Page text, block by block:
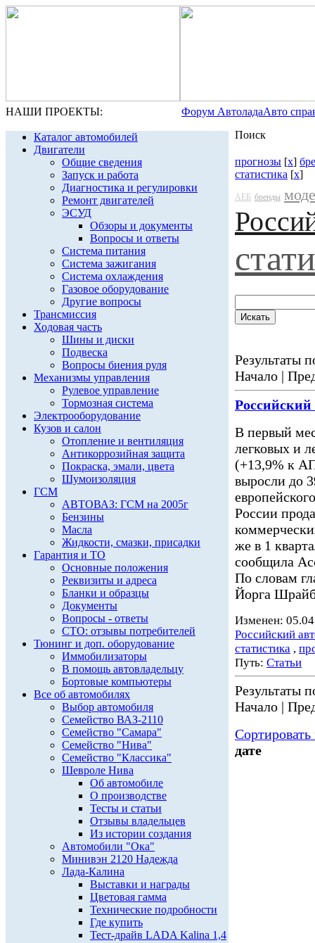
НАШИ ПРОЕКТЫ: Форум АвтоладаАвто
Каталог автомобилей
Двигатели
Общие сведения
Запуск и работа
Диагностика и регулировки
Ремонт двигателей
ЭСУД
Обзоры и документы
Вопросы и ответы
Система питания
Система зажигания
Система охлаждения
Газовое оборудование
Другие вопросы
Трансмиссия
Ходовая часть
Шины и диски
Подвеска
Вопросы биения руля
Механизмы управления
Рулевое управление
Тормозная система
Электрооборудование
Кузов и салон
Отопление и вентиляция
Антикоррозийная защита
Покраска, эмали, цвета
Шумоизоляция
ГСМ
АВТОВАЗ: ГСМ на 2005г
Бензины
Масла
Жидкости, смазки, присадки
Гарантия и ТО
Основные положения
Реквизиты и адреса
Бланки и образцы
Документы
Вопросы - ответы
СТО: отзывы потребителей
Тюнинг и доп. оборудование
Иммобилизаторы
В помощь автовладельцу
Бортовые компьютеры
Все об автомобилях
Выбор автомобиля
Семейство ВАЗ-2110
Семейство "Самара"
Семейство "Нива"
Семейство "Классика"
Шевроле Нива
Об автомобиле
О производстве
Тесты и статьи
Отзывы владельцев
Из истории создания
Автомобили "Ока"
Минивэн 2120 Надежда
Лада-Калина
Выставки и награды
Цветовая гамма
Технические подробности
Где купить
Тест-драйв LADA Kalina 1,4
Поиск
прогнозы [x]
статистика [x]
АЕБ бренды
Результаты
Начало |
В первый
легковых и
(+13,9% к
выросли до
России
же в 1
сообщила
По словам
Йорга
Изменен:
Российский
статистика ,
Путь: Статьи
Результаты
Начало |
дате